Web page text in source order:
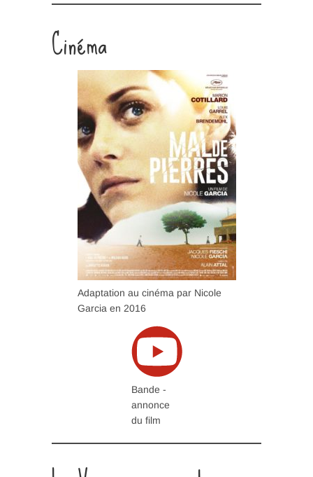
Cinéma
Adaptation au cinéma par Nicole
Garcia en 2016
Bande -
annonce
du film